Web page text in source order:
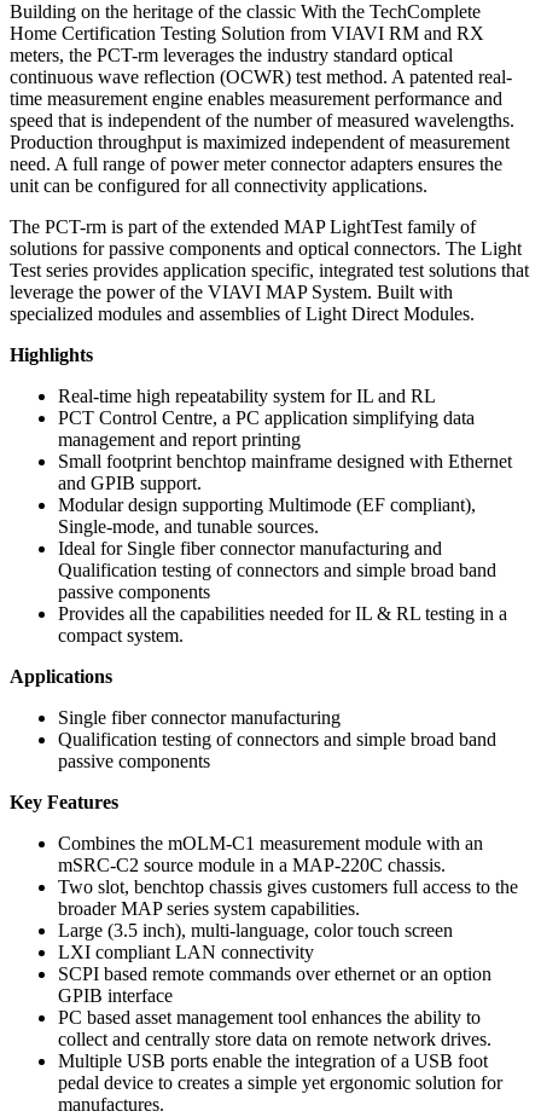
Building on the heritage of the classic With the TechComplete
Home Certification Testing Solution from VIAVI RM and RX
meters, the PCT-rm leverages the industry standard optical
continuous wave reflection (OCWR) test method. A patented real-
time measurement engine enables measurement performance and
speed that is independent of the number of measured wavelengths.
Production throughput is maximized independent of measurement
need. A full range of power meter connector adapters ensures the
unit can be configured for all connectivity applications.
The PCT-rm is part of the extended MAP LightTest family of
solutions for passive components and optical connectors. The Light
Test series provides application specific, integrated test solutions that
leverage the power of the VIAVI MAP System. Built with
specialized modules and assemblies of Light Direct Modules.
Highlights
Real-time high repeatability system for IL and RL
PCT Control Centre, a PC application simplifying data
management and report printing
Small footprint benchtop mainframe designed with Ethernet
and GPIB support.
Modular design supporting Multimode (EF compliant),
Single-mode, and tunable sources.
Ideal for Single fiber connector manufacturing and
Qualification testing of connectors and simple broad band
passive components
Provides all the capabilities needed for IL & RL testing in a
compact system.
Applications
Single fiber connector manufacturing
Qualification testing of connectors and simple broad band
passive components
Key Features
Combines the mOLM-C1 measurement module with an
mSRC-C2 source module in a MAP-220C chassis.
Two slot, benchtop chassis gives customers full access to the
broader MAP series system capabilities.
Large (3.5 inch), multi-language, color touch screen
LXI compliant LAN connectivity
SCPI based remote commands over ethernet or an option
GPIB interface
PC based asset management tool enhances the ability to
collect and centrally store data on remote network drives.
Multiple USB ports enable the integration of a USB foot
pedal device to creates a simple yet ergonomic solution for
manufactures.